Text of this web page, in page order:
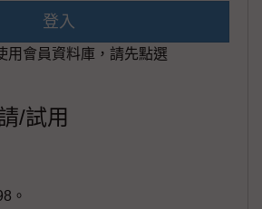
登入
會員資料庫，請先點選
/試用
。